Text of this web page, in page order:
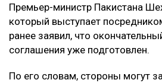
Премьер-министр Пакистана
который выступает
ранее заявил, что
соглашения уже подготовлен.
По его словам, стороны могут